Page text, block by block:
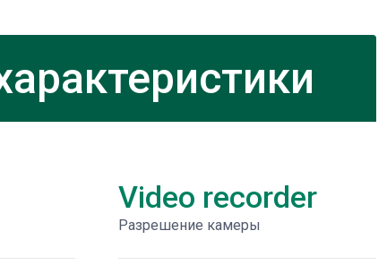
Video recorder
Разрешение камеры